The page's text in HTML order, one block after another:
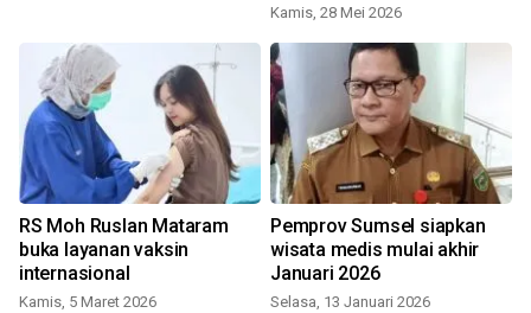
Kamis, 28 Mei 2026
RS Moh Ruslan Mataram
buka layanan vaksin
internasional
Kamis, 5 Maret 2026
Pemprov Sumsel siapkan
wisata medis mulai akhir
Januari 2026
Selasa, 13 Januari 2026